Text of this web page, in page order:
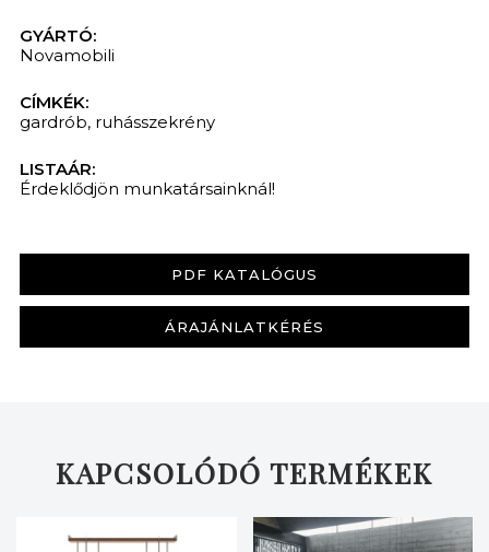
GYÁRTÓ:
Novamobili
CÍMKÉK:
gardrób, ruhásszekrény
LISTAÁR:
Érdeklődjön munkatársainknál!
PDF KATALÓGUS
ÁRAJÁNLATKÉRÉS
KAPCSOLÓDÓ TERMÉKEK
KERESÉS